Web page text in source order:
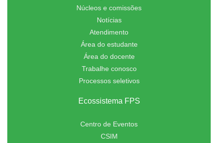
Núcleos e comissões
Notícias
Atendimento
Área do estudante
Área do docente
Trabalhe conosco
Processos seletivos
Ecossistema FPS
Centro de Eventos
CSIM